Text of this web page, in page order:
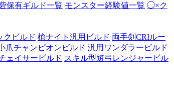
保有ギルド一覧 モンスター経験値一覧 ◯×ク
クビルド 槍ナイト汎用ビルド 両手剣CRIルー
爪チャンピオンビルド 汎用ワンダラービルド
ェイサービルド スキル型短弓レンジャービル